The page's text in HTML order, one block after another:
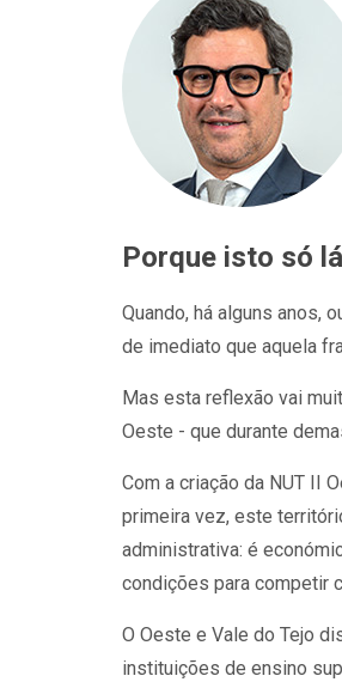
Porque isto só
Quando, há alguns anos,
de imediato que aquela
Mas esta reflexão vai
Oeste - que durante
Com a criação da NUT II
primeira vez, este
administrativa: é
condições para competir
O Oeste e Vale do Tejo
instituições de ensino